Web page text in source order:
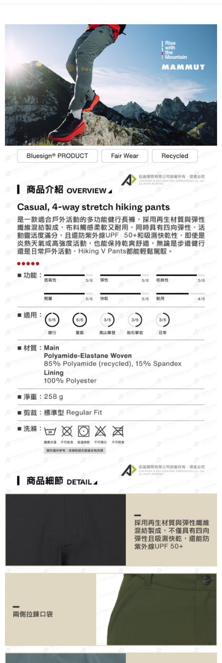
7-11取貨付款
每筆NT$60，滿NT$490(含以上)免運費
每筆NT$60，滿NT$490(含以上)免運費
宅配
每筆NT$80，滿NT$490(含以上)免運費
離島宅配
每筆NT$80，滿NT$490(含以上)免運費
付款後門市自取
順豐貨運海外配送(運費買家自付，順豐交貨並收取運費) 查看運費